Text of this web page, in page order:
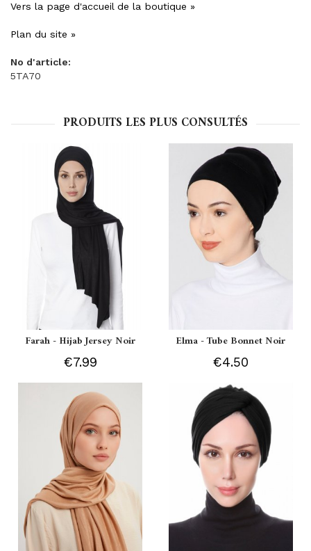
Vers la page d'accueil de la boutique »
Plan du site »
No d'article:
5TA70
PRODUITS LES PLUS CONSULTÉS
Farah - Hijab Jersey Noir
€7.99
Elma - Tube Bonnet Noir
€4.50